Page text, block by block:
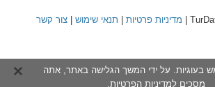
מדיניות פרטיות תנאי שימוש צור קשר
בעוגיות. על ידי המשך הגלישה באתר, אתה
מסכים למדיניות הפרטיות.